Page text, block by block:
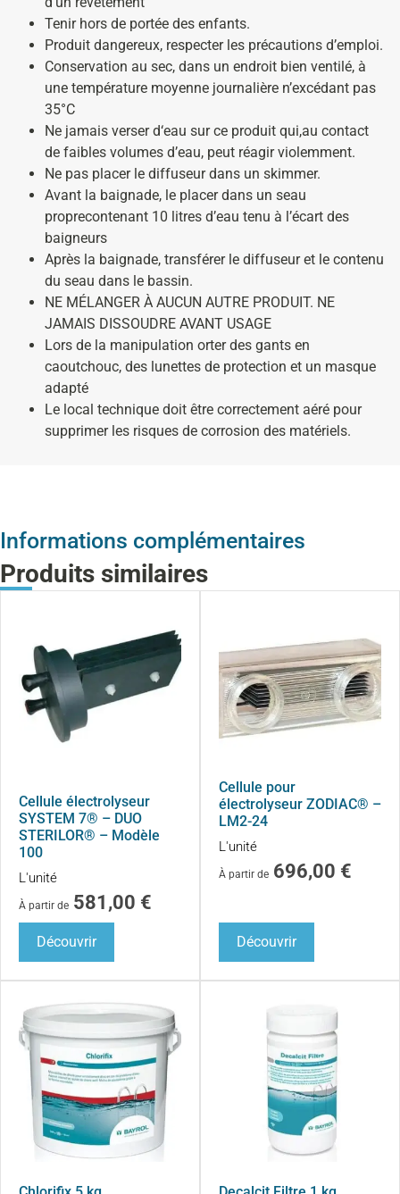
Tenir hors de portée des enfants.
Produit dangereux, respecter les précautions d’emploi.
Conservation au sec, dans un endroit bien ventilé, à
une température moyenne journalière n’excédant pas
35°C
Ne jamais verser d‘eau sur ce produit qui,au contact
de faibles volumes d’eau, peut réagir violemment.
Ne pas placer le diffuseur dans un skimmer.
Avant la baignade, le placer dans un seau
proprecontenant 10 litres d’eau tenu à l’écart des
baigneurs
Après la baignade, transférer le diffuseur et le contenu
du seau dans le bassin.
NE MÉLANGER À AUCUN AUTRE PRODUIT. NE
JAMAIS DISSOUDRE AVANT USAGE
Lors de la manipulation orter des gants en
caoutchouc, des lunettes de protection et un masque
adapté
Le local technique doit être correctement aéré pour
supprimer les risques de corrosion des matériels.
Informations complémentaires
Produits similaires
Cellule électrolyseur
SYSTEM 7® – DUO
STERILOR® – Modèle
100
L'unité
À partir de 581,00 €
Découvrir
Cellule pour
électrolyseur ZODIAC® –
LM2-24
L'unité
À partir de 696,00 €
Découvrir